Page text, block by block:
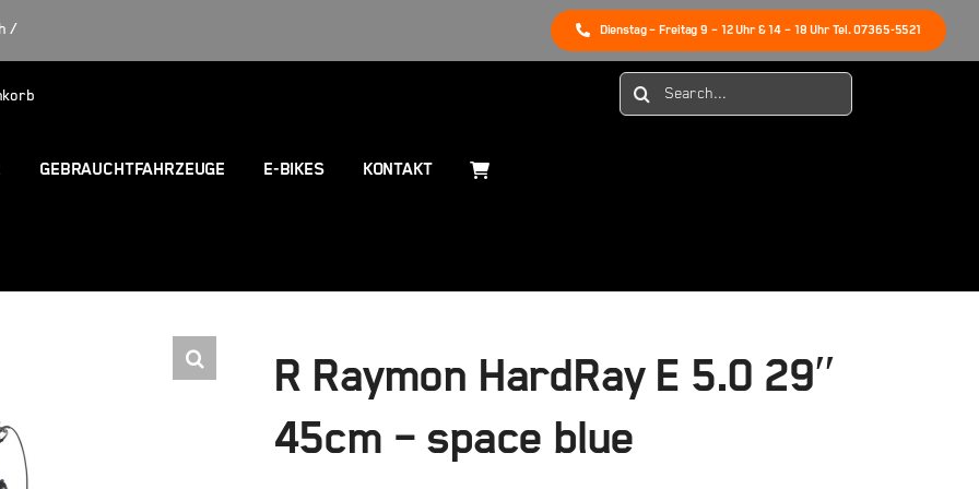
/ Dienstag – Freitag 9 – 12 Uhr & 14 – 18 Uhr Tel. 07365-5521
Suche
nach:
GEBRAUCHTFAHRZEUGE E-BIKES KONTAKT
R Raymon HardRay E 5.0 29″
45cm – space blue